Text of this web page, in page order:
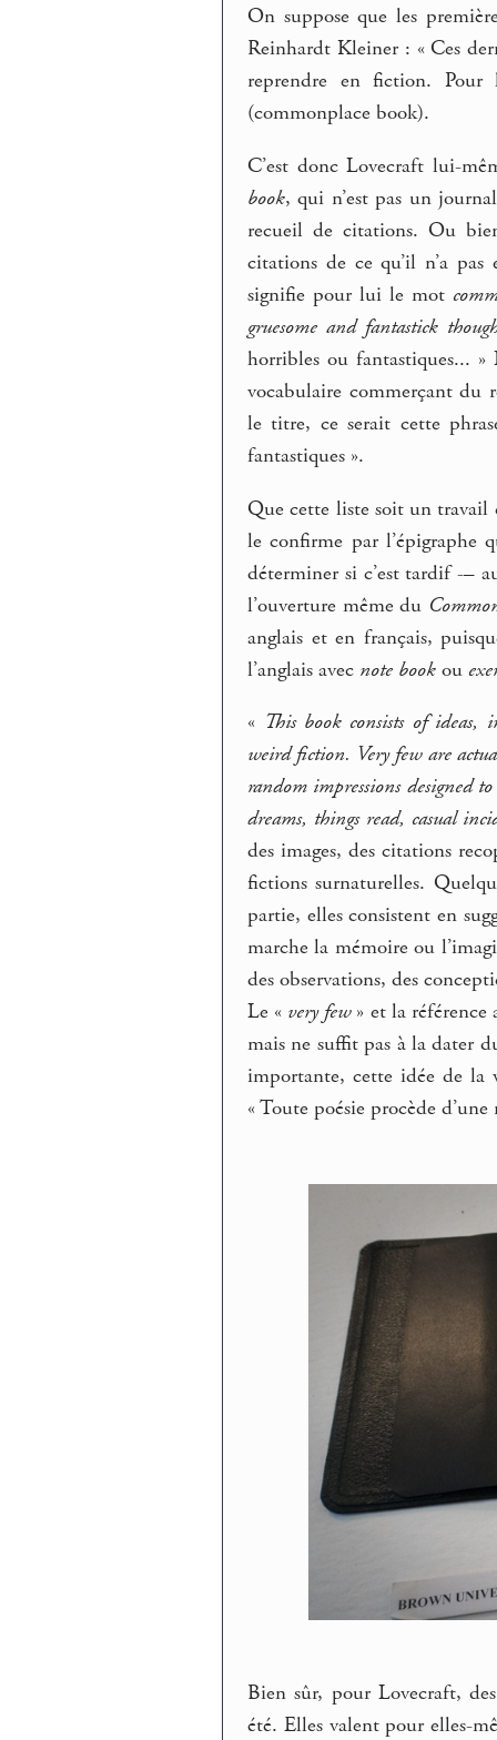
On suppose que les
Reinhardt Kleiner : « Ces
reprendre en fiction.
(commonplace book).
C’est donc Lovecraft lui-
book, qui n’est pas un
recueil de citations. Ou
citations de ce qu’il n’a
signifie pour lui le mot
gruesome and fantastick
horribles ou fantastiques...
vocabulaire commerçant du
le titre, ce serait cette
fantastiques ».
Que cette liste soit un travail
le confirme par l’épigraphe
déterminer si c’est tardif -–
l’ouverture même du
anglais et en français,
l’anglais avec note book ou
« This book consists of
weird fiction. Very few are
random impressions designed
dreams, things read, casual
des images, des citations
fictions surnaturelles.
partie, elles consistent en
marche la mémoire ou
des observations, des
Le « very few» et la référence
mais ne suffit pas à la dater
importante, cette idée de la
« Toute poésie procède
Bien sûr, pour Lovecraft,
été. Elles valent pour elles-